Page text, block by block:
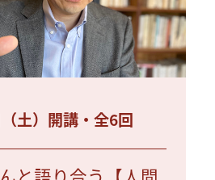
土）開講・全6回